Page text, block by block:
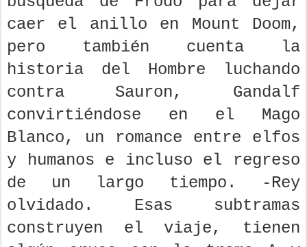
caer el anillo en Mount Doom,
pero también cuenta la
historia del Hombre luchando
contra Sauron, Gandalf
convirtiéndose en el Mago
Blanco, un romance entre elfos
y humanos e incluso el regreso
de un largo tiempo. -Rey
olvidado. Esas subtramas
construyen el viaje, tienen